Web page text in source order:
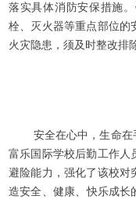
落实具体消防安保措施
栓、灭火器等重点部位的
火灾隐患，须及时整改排
安全在心中，生命
富乐国际学校后勤工作人
避险能力，强化了该校对
造安全、健康、快乐成